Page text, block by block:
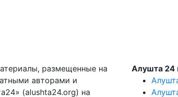
размещенные на
авторами и
(alushta24.org) на
Алушта 24